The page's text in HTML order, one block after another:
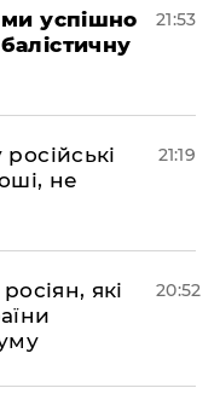
успішно
21:53
не
21:19
які
20:52